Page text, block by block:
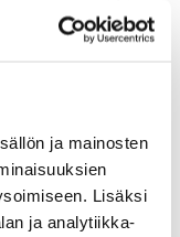
ja mainosten
Lisäksi
ja analytiikka-
ja
(*)